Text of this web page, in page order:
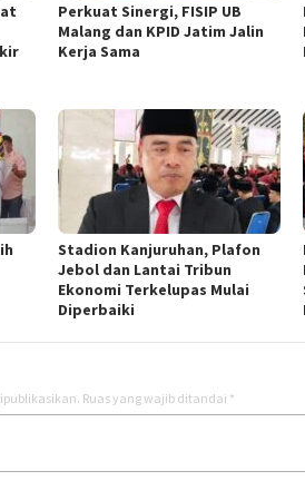
Perkuat Sinergi, FISIP UB
Malang dan KPID Jatim Jalin
Kerja Sama
Stadion Kanjuruhan, Plafon
Jebol dan Lantai Tribun
Ekonomi Terkelupas Mulai
Diperbaiki
Ruas yang wajib ditandai *